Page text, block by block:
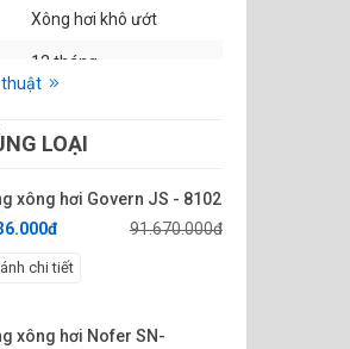
Xông hơi khô ướt
12 tháng
Xông khô bằng đá , xông
tinh dầu ,....
Bảng điều khiển điện tử:
1bộ Radio / FM: 1 bộ
thuật
LOẠI
xông hơi Govern JS - 8102
91.670.000đ
chi tiết
xông hơi Nofer SN-